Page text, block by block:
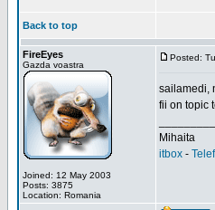
Back to top
FireEyes
Gazda voastra
Joined: 12 May 2003
Posts: 3875
Location: Romania
Posted:
sailamedi,
fii on topic
Mihaita
itbox -